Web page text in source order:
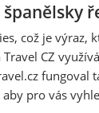
, délka pobytu:
což je
CZ
fungoval
pro vás